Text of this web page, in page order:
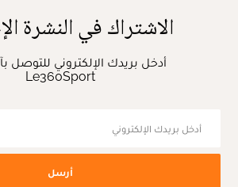
الاشتراك في النشرة
أدخل بريدك الإلكتروني للتوصل
Le360Sport
أرسل